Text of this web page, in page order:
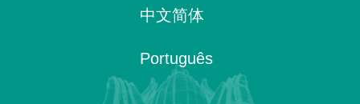
中文简体
Português